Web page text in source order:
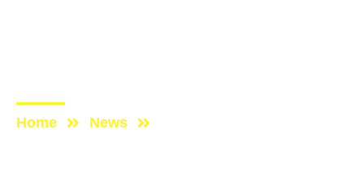
Home News